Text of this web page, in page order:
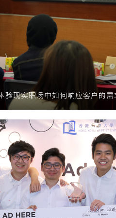
现实职场中如何响应客户的需